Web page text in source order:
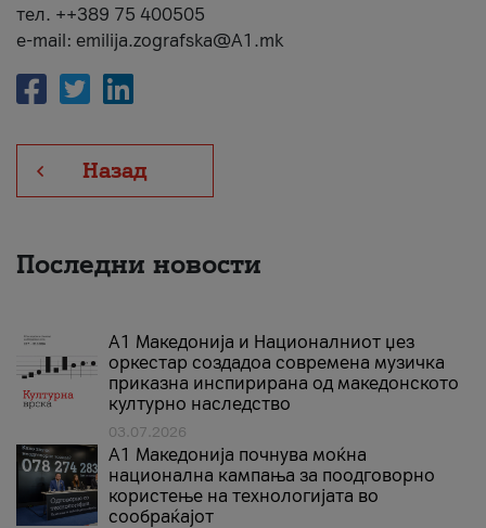
тел. ++389 75 400505
e-mail: emilija.zografska@A1.mk
Назад
Последни новости
А1 Македонија и Националниот џез
оркестар создадоа современа музичка
приказна инспирирана од македонското
културно наследство
03.07.2026
A1 Македонија почнува моќна
национална кампања за поодговорно
користење на технологијата во
сообраќајот